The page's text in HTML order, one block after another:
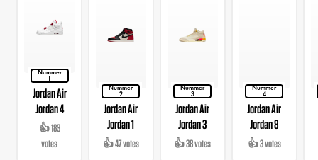
Nummer
1
Jordan Air
Jordan 4
👍 183
votes
Nummer
2
Jordan Air
Jordan 1
👍 47 votes
Nummer
3
Jordan Air
Jordan 3
👍 38 votes
Nummer
4
Jordan Air
Jordan 8
👍 3 votes